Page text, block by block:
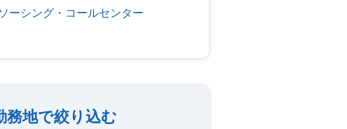
ーシング・コールセンター
務地で絞り込む